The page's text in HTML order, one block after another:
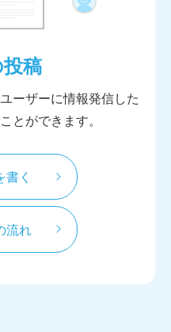
稿
ーザーに情報発信した
とができます。
く
流れ